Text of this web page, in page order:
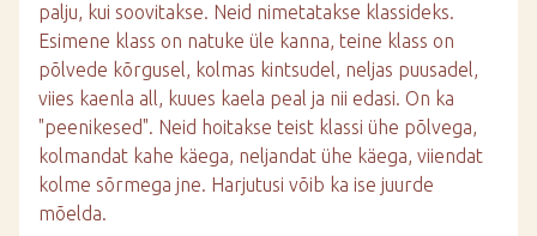
palju, kui soovitakse. Neid nimetatakse klassideks.
Esimene klass on natuke üle kanna, teine klass on
põlvede kõrgusel, kolmas kintsudel, neljas puusadel,
viies kaenla all, kuues kaela peal ja nii edasi. On ka
"peenikesed". Neid hoitakse teist klassi ühe põlvega,
kolmandat kahe käega, neljandat ühe käega, viiendat
kolme sõrmega jne. Harjutusi võib ka ise juurde
mõelda.